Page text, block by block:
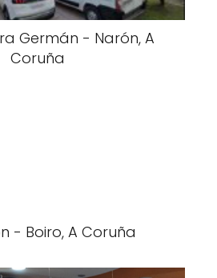
Germán - Narón, A
Coruña
- Boiro, A Coruña